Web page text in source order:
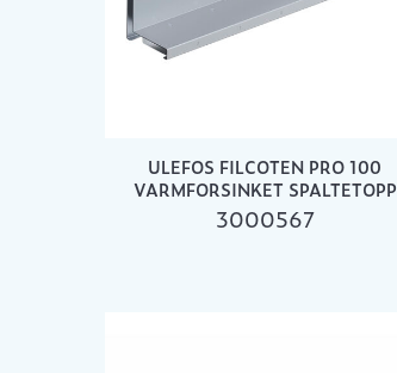
ULEFOS FILCOTEN PRO 100
VARMFORSINKET SPALTETOPP
3000567